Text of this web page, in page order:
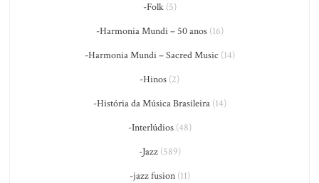
-Folk(5)
-Harmonia Mundi – 50 anos(16)
-Harmonia Mundi – Sacred Music (14)
-Hinos (2)
-História da Música Brasileira(14)
-Interlúdios(48)
-Jazz(589)
-jazz fusion(11)